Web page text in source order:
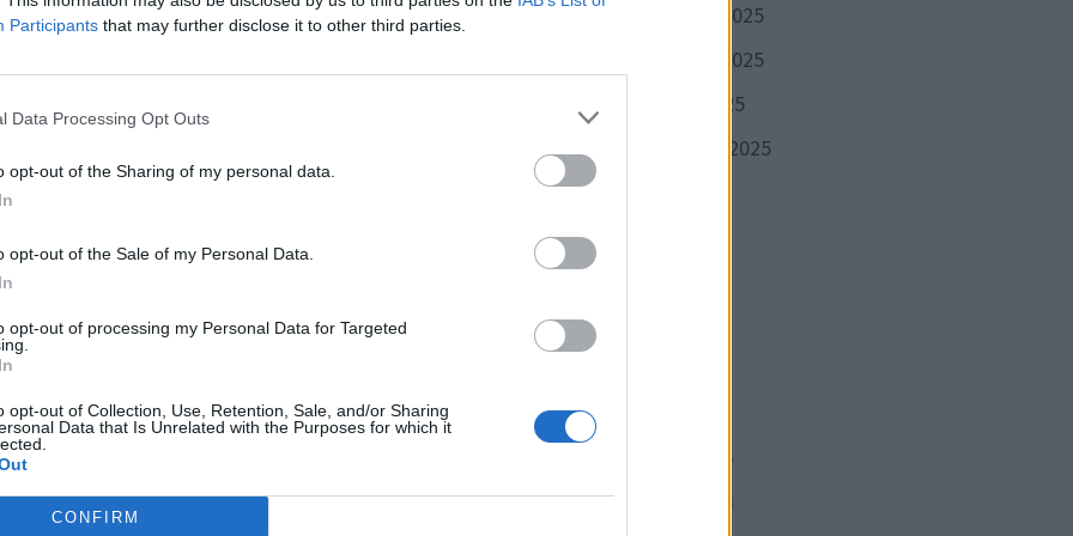
Participants that may further disclose it to other third parties.
Data Processing Opt Outs
opt-out of the Sharing of my personal data.
opt-out of the Sale of my Personal Data.
opt-out of processing my Personal Data for Targeted
opt-out of Collection, Use, Retention, Sale, and/or Sharing
Data that Is Unrelated with the Purposes for which it
CONFIRM
députée macroniste se faisait interpeller le 15 juin 2024 à
de la cocaïne et avait refusé de s’arrêter malgré les
à Genève, elle avait fui le canton pour échapper à deux
»
suivante :
« Ce n’était pas le bon moyen » : ces deux demandes
décembre 2025
novembre 2025
octobre 2025
septembre 2025
février 2025
janvier 2025